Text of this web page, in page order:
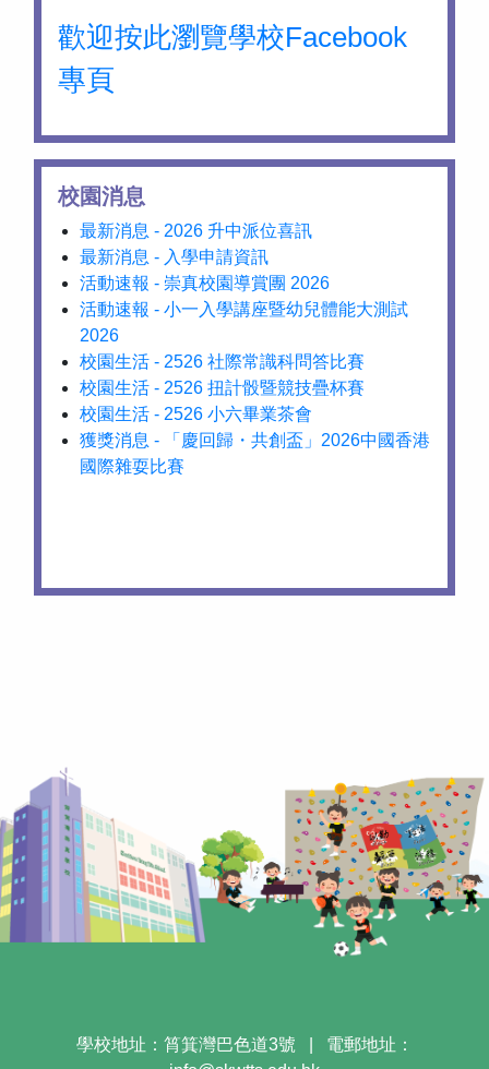
歡迎按此瀏覽學校Facebook
專頁
校園消息
最新消息 - 2026 升中派位喜訊
最新消息 - 入學申請資訊
活動速報 - 崇真校園導賞團 2026
活動速報 - 小一入學講座暨幼兒體能大測試
2026
校園生活 - 2526 社際常識科問答比賽
校園生活 - 2526 扭計骰暨競技疊杯賽
校園生活 - 2526 小六畢業茶會
獲獎消息 - 「慶回歸・共創盃」2026中國香港
國際雜耍比賽
學校地址：筲箕灣巴色道3號
電郵地址：